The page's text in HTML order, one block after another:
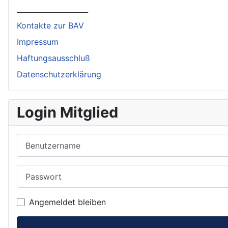
Kontakte zur BAV
Impressum
Haftungsausschluß
Datenschutzerklärung
Login Mitglied
Angemeldet bleiben